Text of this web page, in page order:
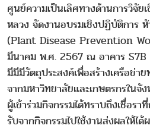
ศูนย์ความเป็นเลิศทางด้านการวิจัย
หลวง จัดงานอบรมเชิงปฏิบัติการ
(Plant Disease Prevention
มีนาคม พ.ศ. 2567 ณ อาคาร S7B
มีมีมีวัตถุประสงค์เพื่อสร้างเครือข่า
จากมหาวิทยาลัยและเกษตรกรในจัง
ผู้เข้าร่วมกิจกรรมได้ทราบถึงเชื่อร
รับจากกิจกรรมไปใช้งานส่งผลให้ไ